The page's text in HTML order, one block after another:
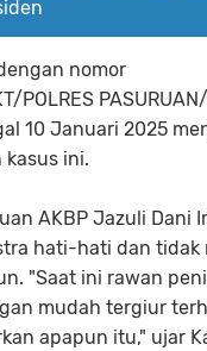
nomor
POLRES
10 Januari 2025
ini.
AKBP Jazuli Dani
hati-hati dan tidak
"Saat ini rawan
mudah tergiur
apapun itu," ujar